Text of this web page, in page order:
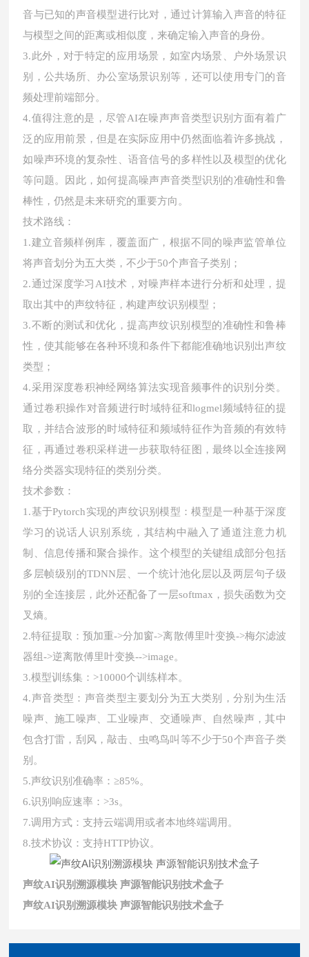
音与已知的声音模型进行比对，通过计算输入声音的特征
与模型之间的距离或相似度，来确定输入声音的身份。
3.此外，对于特定的应用场景，如室内场景、户外场景识
别，公共场所、办公室场景识别等，还可以使用专门的音
频处理前端部分。
4.值得注意的是，尽管AI在噪声声音类型识别方面有着广
泛的应用前景，但是在实际应用中仍然面临着许多挑战，
如噪声环境的复杂性、语音信号的多样性以及模型的优化
等问题。因此，如何提高噪声声音类型识别的准确性和鲁
棒性，仍然是未来研究的重要方向。
技术路线：
1.建立音频样例库，覆盖面广，根据不同的噪声监管单位
将声音划分为五大类，不少于50个声音子类别；
2.通过深度学习AI技术，对噪声样本进行分析和处理，提
取出其中的声纹特征，构建声纹识别模型；
3.不断的测试和优化，提高声纹识别模型的准确性和鲁棒
性，使其能够在各种环境和条件下都能准确地识别出声纹
类型；
4.采用深度卷积神经网络算法实现音频事件的识别分类。
通过卷积操作对音频进行时域特征和logmel频域特征的提
取，并结合波形的时域特征和频域特征作为音频的有效特
征，再通过卷积采样进一步获取特征图，最终以全连接网
络分类器实现特征的类别分类。
技术参数：
1.基于Pytorch实现的声纹识别模型：模型是一种基于深度
学习的说话人识别系统，其结构中融入了通道注意力机
制、信息传播和聚合操作。这个模型的关键组成部分包括
多层帧级别的TDNN层、一个统计池化层以及两层句子级
别的全连接层，此外还配备了一层softmax，损失函数为交
叉熵。
2.特征提取：预加重->分加窗->离散傅里叶变换->梅尔滤波
器组->逆离散傅里叶变换-->image。
3.模型训练集：>10000个训练样本。
4.声音类型：声音类型主要划分为五大类别，分别为生活
噪声、施工噪声、工业噪声、交通噪声、自然噪声，其中
包含打雷，刮风，敲击、虫鸣鸟叫等不少于50个声音子类
别。
5.声纹识别准确率：≥85%。
6.识别响应速率：>3s。
7.调用方式：支持云端调用或者本地终端调用。
8.技术协议：支持HTTP协议。
声纹AI识别溯源模块 声源智能识别技术盒子
声纹AI识别溯源模块 声源智能识别技术盒子